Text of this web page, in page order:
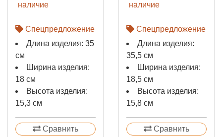
наличие
Спецпредложение
Длина изделия: 35
см
Ширина изделия:
18 см
Высота изделия:
15,3 см
Сравнить
наличие
Спецпредложение
Длина изделия:
35,5 см
Ширина изделия:
18,5 см
Высота изделия:
15,8 см
Сравнить